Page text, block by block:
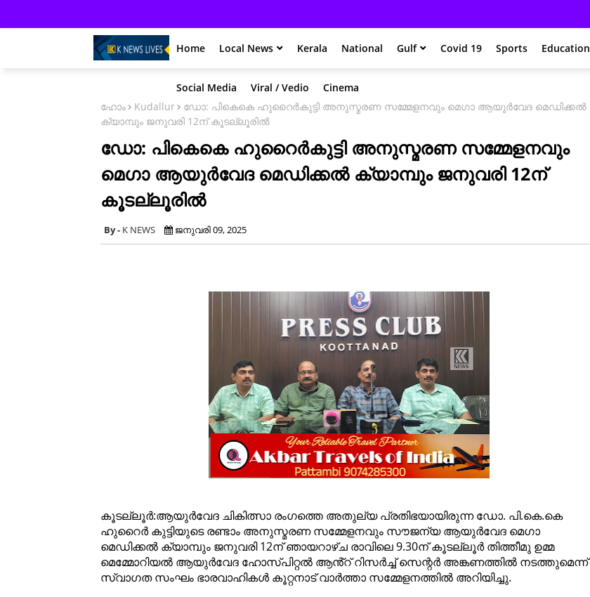
Home Local News Kerala National Gulf Covid 19 Sports Education
Social Media Viral / Vedio
Cinema
ഹോം
Kudallur
ഡോ: പികെകെ ഹുറൈർകുട്ടി അനുസ്മരണ സമ്മേളനവും മെഗാ ആയുർവേദ മെഡിക്കൽ
ക്യാമ്പും ജനുവരി 12ന് കൂടല്ലൂരിൽ
ഡോ: പികെകെ ഹുറൈർകുട്ടി അനുസ്മരണ സമ്മേളനവും
മെഗാ ആയുർവേദ മെഡിക്കൽ ക്യാമ്പും ജനുവരി 12ന്
കൂടല്ലൂരിൽ
K NEWS ജനുവരി 09, 2025
കൂടല്ലൂർ:ആയുർവേദ ചികിത്സാ രംഗത്തെ അതുല്യ പ്രതിഭയായിരുന്ന ഡോ. പി.കെ.കെ
ഹുറൈർ കുട്ടിയുടെ രണ്ടാം അനുസ്മരണ സമ്മേളനവും സൗജന്യ ആയുർവേദ മെഗാ
മെഡിക്കൽ ക്യാമ്പും ജനുവരി 12ന് ഞായറാഴ്ച രാവിലെ 9.30ന് കൂടല്ലൂർതിത്തീമു ഉമ്മ
മെമ്മോറിയൽ ആയുർവേദ ഹോസ്പിറ്റൽ ആൻ്റ് റിസർച്ച് സെന്റർ അങ്കണത്തിൽ നടത്തുമെന്ന്
സ്വാഗത സംഘം ഭാരവാഹികൾ കൂറ്റനാട് വാർത്താ സമ്മേളനത്തിൽ അറിയിച്ചു.